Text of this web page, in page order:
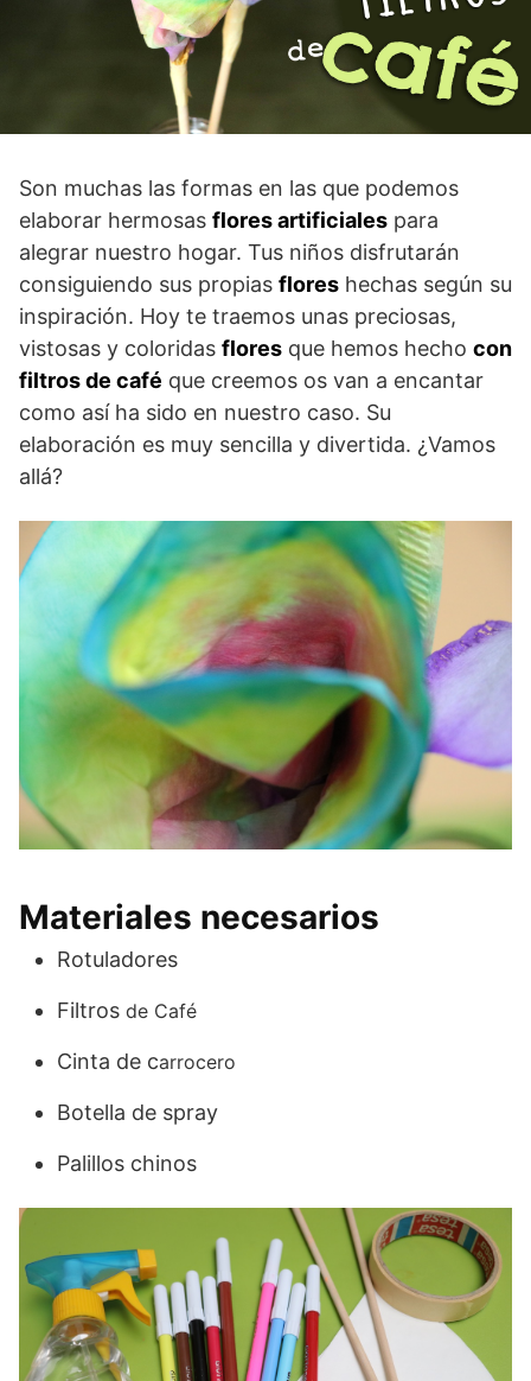
Son muchas las formas en las que podemos
elaborar hermosas flores artificiales para
alegrar nuestro hogar. Tus niños disfrutarán
consiguiendo sus propias flores hechas según su
inspiración. Hoy te traemos unas preciosas,
vistosas y coloridas flores que hemos hecho con
filtros de café que creemos os van a encantar
como así ha sido en nuestro caso. Su
elaboración es muy sencilla y divertida. ¿Vamos
allá?
Materiales necesarios
Rotuladores
Filtros de Café
Cinta de carrocero
Botella de spray
Palillos chinos